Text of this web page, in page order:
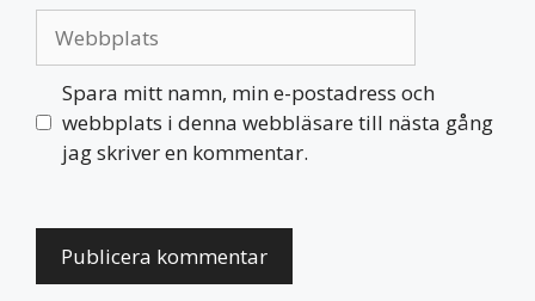
Spara mitt namn, min e-postadress och
webbplats i denna webbläsare till nästa gång
jag skriver en kommentar.